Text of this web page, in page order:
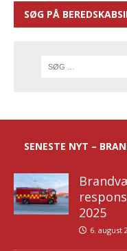
SØG PÅ
SENESTE NYT –
2025
6. august